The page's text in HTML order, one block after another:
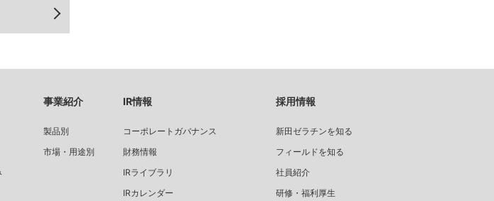
事業紹介
製品別
市場・用途別
IR情報
コーポレートガバナンス
財務情報
IRライブラリ
IRカレンダー
採用情報
新田ゼラチンを知る
フィールドを知る
社員紹介
研修・福利厚生